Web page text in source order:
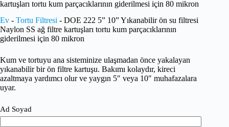
kartuşları tortu kum parçacıklarının giderilmesi için 80 mikron
Ev - Tortu Filtresi - DOE 222 5” 10” Yıkanabilir ön su filtresi
Naylon SS ağ filtre kartuşları tortu kum parçacıklarının
giderilmesi için 80 mikron
Kum ve tortuyu ana sisteminize ulaşmadan önce yakalayan
yıkanabilir bir ön filtre kartuşu. Bakımı kolaydır, kireci
azaltmaya yardımcı olur ve yaygın 5″ veya 10″ muhafazalara
uyar.
Ad Soyad